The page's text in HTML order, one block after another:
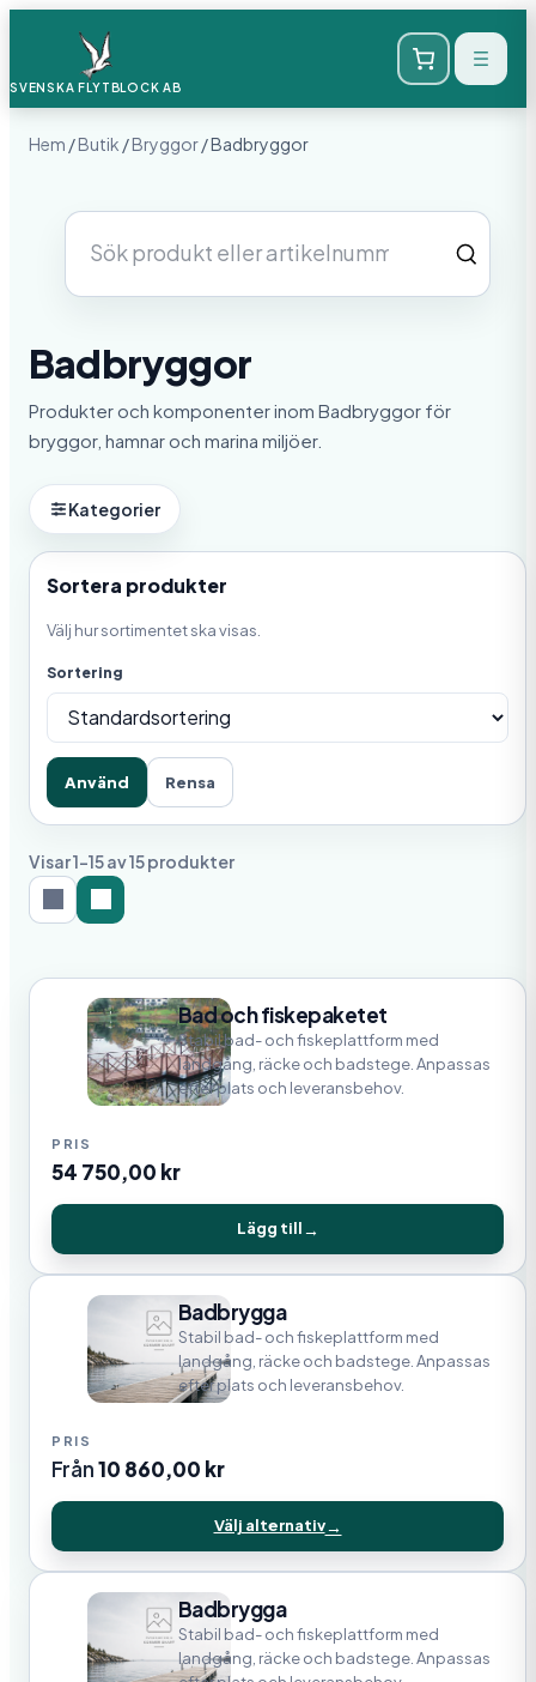
SVENSKA FLYTBLOCK AB
Hem /Butik /Bryggor/ Badbryggor
Sök
produkter
Badbryggor
Produkter och komponenter inom Badbryggor för
bryggor, hamnar och marina miljöer.
Kategorier
Sortera produkter
Välj hur sortimentet ska visas.
Sortering
Använd Rensa
Visar 1-15 av 15 produkter
Bad och fiskepaketet
Stabil bad- och fiskeplattform med
landgång, räcke och badstege. Anpassas
efter plats och leveransbehov.
54 750,00 kr
Lägg till
Badbrygga
Stabil bad- och fiskeplattform med
landgång, räcke och badstege. Anpassas
efter plats och leveransbehov.
Från10 860,00 kr
Välj alternativ
Badbrygga
Stabil bad- och fiskeplattform med
landgång, räcke och badstege. Anpassas